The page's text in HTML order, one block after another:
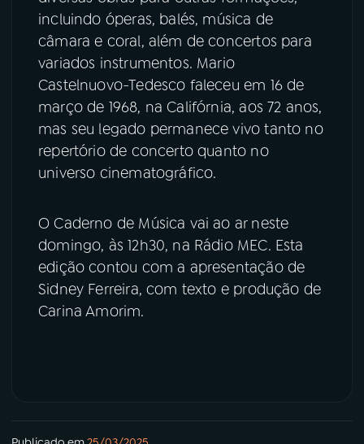
incluindo óperas, balés, música de
câmara e coral, além de concertos para
variados instrumentos. Mario
Castelnuovo-Tedesco faleceu em 16 de
março de 1968, na Califórnia, aos 72 anos,
mas seu legado permanece vivo tanto no
repertório de concerto quanto no
universo cinematográfico.
O Caderno de Música vai ao ar neste
domingo, às 12h30, na Rádio MEC. Esta
edição contou com a apresentação de
Sidney Ferreira, com texto e produção de
Carina Amorim.